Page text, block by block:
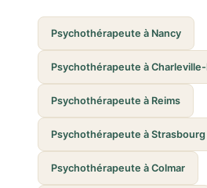
Psychothérapeute à Nancy
Psychothérapeute à
Psychothérapeute à Reims
Psychothérapeute à Strasbourg
Psychothérapeute à Colmar